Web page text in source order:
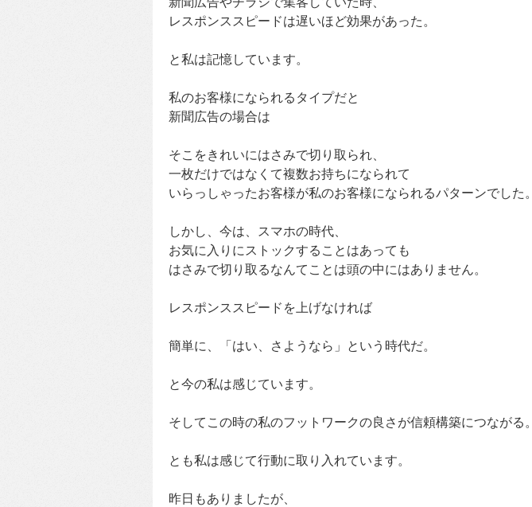
レスポンススピードは遅いほど効果があった。
と私は記憶しています。
私のお客様になられるタイプだと
新聞広告の場合は
そこをきれいにはさみで切り取られ、
一枚だけではなくて複数お持ちになられて
いらっしゃったお客様が私のお客様になられるパターンでした。
しかし、今は、スマホの時代、
お気に入りにストックすることはあっても
はさみで切り取るなんてことは頭の中にはありません。
レスポンススピードを上げなければ
簡単に、「はい、さようなら」という時代だ。
と今の私は感じています。
そしてこの時の私のフットワークの良さが信頼構築につながる。
とも私は感じて行動に取り入れています。
昨日もありましたが、